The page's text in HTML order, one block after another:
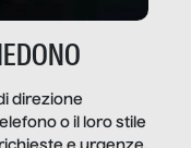
direzione
o il loro stile